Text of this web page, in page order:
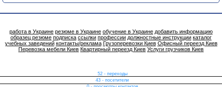
работа в Украине резюме в Украине обучение в Украине добавить информацию
образец резюме подписка ссылки профессии должностные инструкции каталог
учебных заведений контакты/реклама Грузоперевозки Киев Офисный переезд Киев
Перевозка мебели Киев Квартирный переезд Киев Услуги грузчиков Киев
52 - переходы
43 - посетители